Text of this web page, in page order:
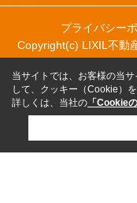
プライバシー
Copyright(c) LIXIL不動
当サイトでは、お客様の当
して、クッキー（Cookie）を
詳しくは、当社の 「Cookie